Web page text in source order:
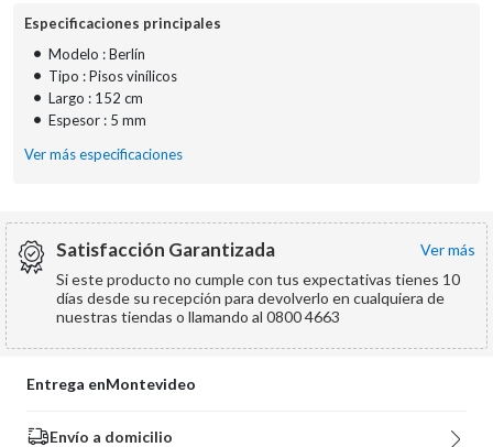
Especificaciones principales
• Modelo : Berlín
• Tipo : Pisos vinílicos
• Largo : 152 cm
• Espesor : 5 mm
Ver más especificaciones
Satisfacción Garantizada
ver más
Si este producto no cumple con tus expectativas tienes 10
días desde su recepción para devolverlo en cualquiera de
nuestras tiendas o llamando al 0800 4663
Entrega enMontevideo
Envío a domicilio